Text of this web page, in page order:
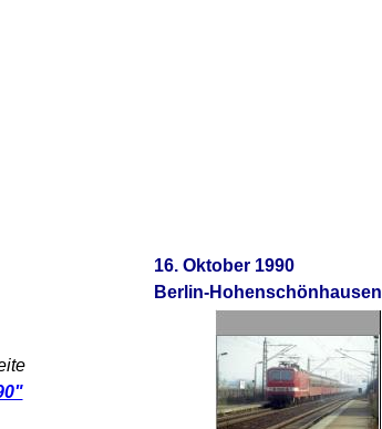
16. Oktober 1990
Berlin-Hohenschönhausen